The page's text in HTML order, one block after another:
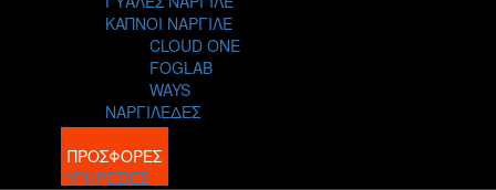
ΚΑΠΝΟΙ ΝΑΡΓΙΛΕ
CLOUD ONE
FOGLAB
WAYS
ΝΑΡΓΙΛΕΔΕΣ
BLOG
ΠΡΟΣΦΟΡΕΣ
ΥΠΗΡΕΣΙΕΣ